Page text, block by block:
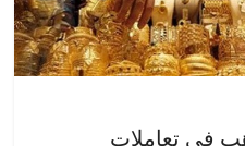
في تعاملات